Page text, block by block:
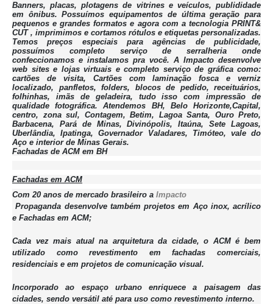
Banners, placas, plotagens de vitrines e veículos, publididade
em ônibus. Possuímos equipamentos de última geração para
pequenos e grandes formatos e agora com a tecnologia PRINT&
CUT , imprimimos e cortamos rótulos e etiquetas personalizadas.
Temos preços especiais para agências de publicidade,
possuímos completo serviço de serralheria onde
confeccionamos e instalamos pra você. A Impacto desenvolve
web sites e lojas virtuais e completo serviço de gráfica como:
cartões de visita, Cartões com laminação fosca e verniz
localizado, panfletos, folders, blocos de pedido, receituários,
folhinhas, imãs de geladeira, tudo isso com impressão de
qualidade fotográfica. Atendemos BH, Belo Horizonte,Capital,
centro, zona sul, Contagem, Betim, Lagoa Santa, Ouro Preto,
Barbacena, Pará de Minas, Divinópolis, Itaúna, Sete Lagoas,
Uberlândia, Ipatinga, Governador Valadares, Timóteo, vale do
Aço e interior de Minas Gerais.
Fachadas de ACM em BH
Fachadas em ACM
Com 20 anos de mercado brasileiro a Impacto
Propaganda desenvolve também projetos em Aço inox, acrílico
e Fachadas em ACM;
Cada vez mais atual na arquitetura da cidade, o ACM é bem
utilizado como revestimento em fachadas comerciais,
residenciais e em projetos de comunicação visual.
Incorporado ao espaço urbano enriquece a paisagem das
cidades, sendo versátil até para uso como revestimento interno.